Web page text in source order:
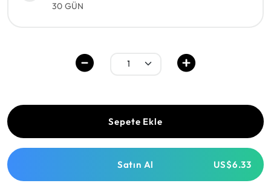
30 GÜN
Sepete Ekle
Satın Al US$6.33